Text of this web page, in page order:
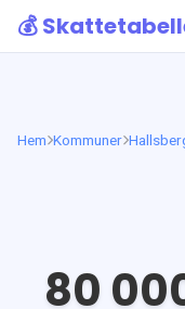
💰
Hem Kommuner
80